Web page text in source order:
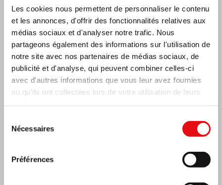
Les cookies nous permettent de personnaliser le contenu
et les annonces, d'offrir des fonctionnalités relatives aux
médias sociaux et d'analyser notre trafic. Nous
partageons également des informations sur l'utilisation de
notre site avec nos partenaires de médias sociaux, de
publicité et d'analyse, qui peuvent combiner celles-ci
avec d'autres informations que vous leur avez fournies
ou qu'ils ont collectées lors de votre utilisation de leurs
Nécessaires
Préférences
Inde : Bénédiction et inauguration du musée